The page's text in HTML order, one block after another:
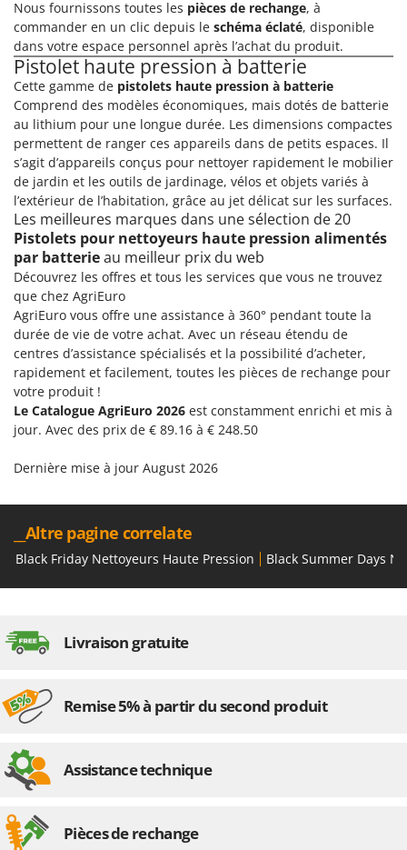
Nous fournissons toutes les pièces de rechange, à
commander en un clic depuis le schéma éclaté, disponible
dans votre espace personnel après l’achat du produit.
Pistolet haute pression à batterie
Cette gamme de pistolets haute pression à batterie
Comprend des modèles économiques, mais dotés de batterie
au lithium pour une longue durée. Les dimensions compactes
permettent de ranger ces appareils dans de petits espaces. Il
s’agit d’appareils conçus pour nettoyer rapidement le mobilier
de jardin et les outils de jardinage, vélos et objets variés à
l’extérieur de l’habitation, grâce au jet délicat sur les surfaces.
Les meilleures marques dans une sélection de 20
Pistolets pour nettoyeurs haute pression alimentés
par batterieau meilleur prix du web
Découvrez les offres et tous les services que vous ne trouvez
que chez AgriEuro
AgriEuro vous offre une assistance à 360° pendant toute la
durée de vie de votre achat. Avec un réseau étendu de
centres d’assistance spécialisés et la possibilité d’acheter,
rapidement et facilement, toutes les pièces de rechange pour
votre produit !
Le Catalogue AgriEuro 2026 est constamment enrichi et mis à
jour. Avec des prix de € 89.16 à € 248.50
Dernière mise à jour August 2026
__Altre pagine correlate
Black Friday Nettoyeurs Haute Pression Black Summer Days
Livraison gratuite
Remise 5% à partir du second produit
Assistance technique
Pièces de rechange